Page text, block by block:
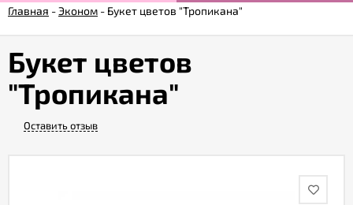
Гарантии
Главная -Эконом - Букет цветов "Тропикана"
Букет цветов
"Тропикана"
Оставить отзыв